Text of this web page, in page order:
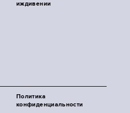
иждивении
Политика
конфиденциальности